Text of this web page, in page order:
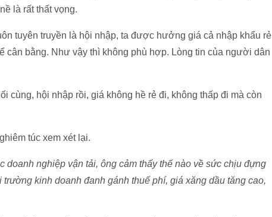
là rất thất vọng.
tuyên truyền là hội nhập, ta được hưởng giá cả nhập khẩu rẻ
cân bằng. Như vậy thì không phù hợp. Lòng tin của người dân
cùng, hội nhập rồi, giá không hề rẻ đi, không thấp đi mà còn
túc xem xét lại.
doanh nghiệp vận tải, ông cảm thấy thế nào về sức chịu đựng
kinh doanh đanh gánh thuế phí, giá xăng dầu tăng cao,